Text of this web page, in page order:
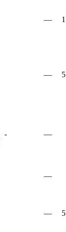
— 1
— 5
- —
—
— 5